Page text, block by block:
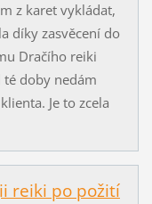
z karet vykládat,
díky zasvěcení do
Dračího reiki
té doby nedám
Je to zcela
reiki po požití